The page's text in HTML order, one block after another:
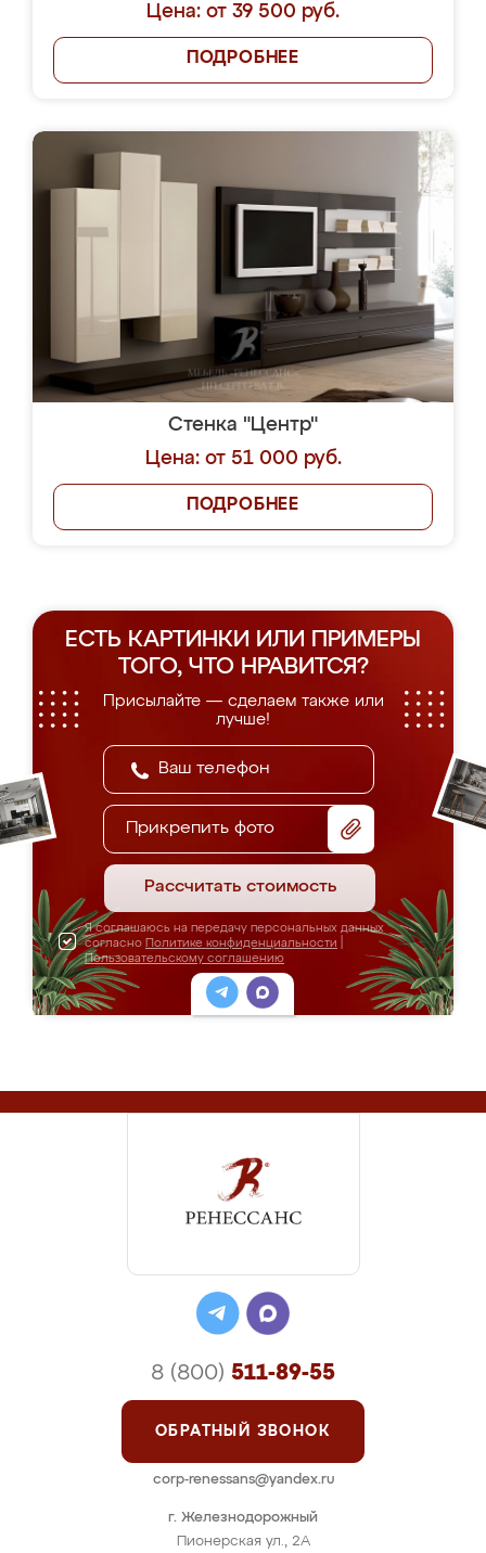
Цена: от 39 500 руб.
ПОДРОБНЕЕ
Стенка "Центр"
Цена: от 51 000 руб.
ПОДРОБНЕЕ
ЕСТЬ КАРТИНКИ ИЛИ ПРИМЕРЫ
ТОГО, ЧТО НРАВИТСЯ?
Присылайте — сделаем также или
лучше!
Прикрепить фото
Рассчитать стоимость
Я соглашаюсь на передачу персональных данных
согласно Политике конфиденциальности
Пользовательскому соглашению
г. Железнодорожный
Пионерская ул., 2А
8 (800) 511-89-55
ОБРАТНЫЙ ЗВОНОК
corp-renessans@yandex.ru